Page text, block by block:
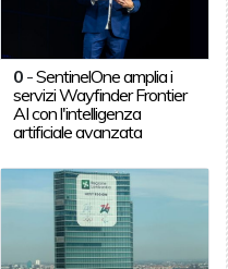
0 -SentinelOne amplia i
servizi Wayfinder Frontier
AI con l'intelligenza
artificiale avanzata